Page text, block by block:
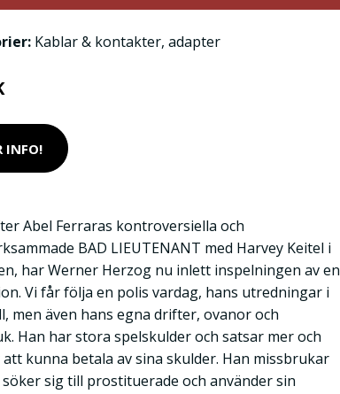
Kablar & kontakter, adapter
INFO!
Abel Ferraras kontroversiella och
BAD LIEUTENANT med Harvey Keitel i
har Werner Herzog nu inlett inspelningen av en
Vi får följa en polis vardag, hans utredningar i
men även hans egna drifter, ovanor och
Han har stora spelskulder och satsar mer och
kunna betala av sina skulder. Han missbrukar
sig till prostituerade och använder sin